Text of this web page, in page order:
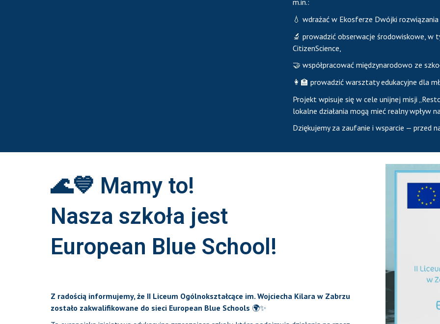
m.in.:
💧 wdrażać w Ekosferze Dwójki
🔬 prowadzić obserwacje środowiskowe,
CitizenScience,
🤝 współpracować międzynarodowo ze
👩‍🏫 prowadzić warsztaty edukacyjne dla
Projekt wpisuje się w cele unijnej misji
lokalne działania mogą mieć realny wpływ
Dziękujemy za zaufanie i wsparcie — przed
🌊💙 Mamy to!
Nasza szkoła jest
European Blue School!
Z radością informujemy, że II Liceum Ogólnokształcące im. Wojciecha Kilara w Zabrzu
zostało zakwalifikowane do sieci European Blue Schools 🌍✨